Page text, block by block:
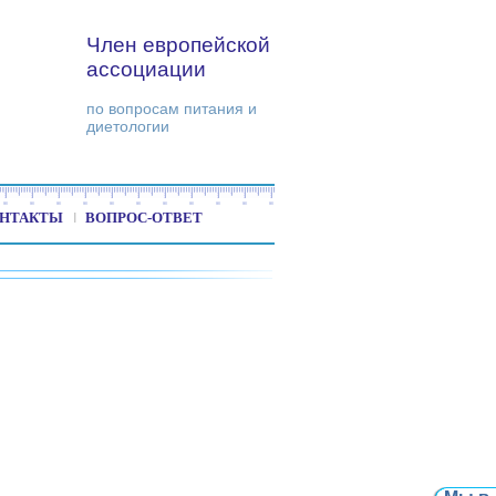
Член европейской
ассоциации
по вопросам питания и
диетологии
ВОПРОС-ОТВЕТ